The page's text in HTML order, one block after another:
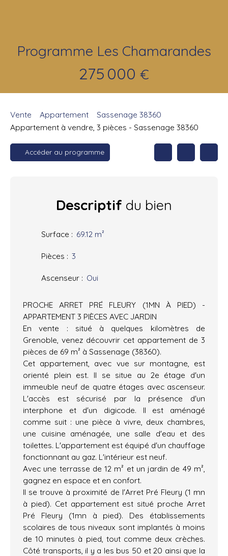
Programme Les Chamarandes
275 000 €
Vente Appartement
Sassenage 38360
Appartement à vendre, 3 pièces - Sassenage 38360
Accéder au programme
Descriptif du bien
Surface : 69.12 m²
Pièces : 3
Ascenseur : Oui
PROCHE ARRET PRÉ FLEURY (1MN À PIED) -
APPARTEMENT 3 PIÈCES AVEC JARDIN
En vente : situé à quelques kilomètres de
Grenoble, venez découvrir cet appartement de 3
pièces de 69 m² à Sassenage (38360).
Cet appartement, avec vue sur montagne, est
orienté plein est. Il se situe au 2e étage d'un
immeuble neuf de quatre étages avec ascenseur.
L'accès est sécurisé par la présence d'un
interphone et d'un digicode. Il est aménagé
comme suit : une pièce à vivre, deux chambres,
une cuisine aménagée, une salle d'eau et des
toilettes. L'appartement est équipé d'un chauffage
fonctionnant au gaz. L'intérieur est neuf.
Avec une terrasse de 12 m² et un jardin de 49 m²,
gagnez en espace et en confort.
Il se trouve à proximité de l'Arret Pré Fleury (1 mn
à pied). Cet appartement est situé proche Arret
Pré Fleury (1mn à pied). Des établissements
scolaires de tous niveaux sont implantés à moins
de 10 minutes à pied, tout comme deux crèches.
Côté transports, il y a les bus 50 et 20 ainsi que la